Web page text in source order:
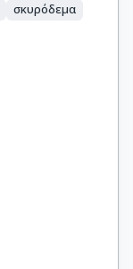
σκυρόδεμα